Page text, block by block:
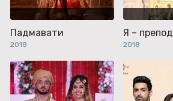
Падмавати
2018
Я – препод
2018